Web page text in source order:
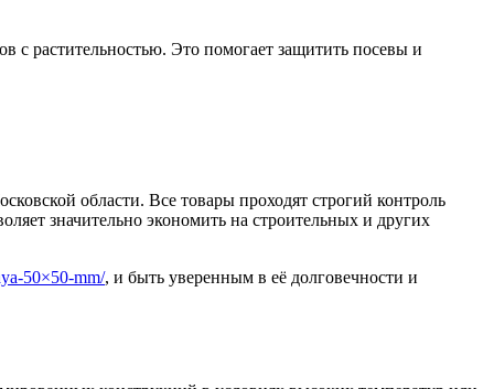
с растительностью. Это помогает защитить посевы и
области. Все товары проходят строгий контроль
значительно экономить на строительных и других
50×50-mm/, и быть уверенным в её долговечности и